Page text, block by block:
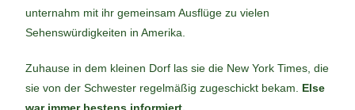
unternahm mit ihr gemeinsam Ausflüge zu vielen
Sehenswürdigkeiten in Amerika.
Zuhause in dem kleinen Dorf las sie die New York Times, die
sie von der Schwester regelmäßig zugeschickt bekam. Else